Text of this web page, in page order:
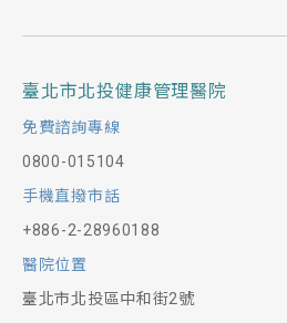
臺北市北投健康管理醫院
免費諮詢專線
0800-015104
手機直撥市話
+886-2-28960188
醫院位置
臺北市北投區中和街2號